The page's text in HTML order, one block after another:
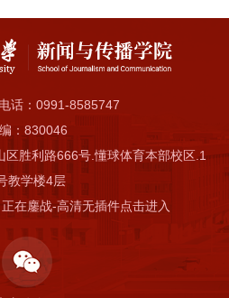
话：0991-8585747
：830046
胜利路666号.懂球体育本部校区.1
教学楼4层
在鏖战-高清无插件点击进入